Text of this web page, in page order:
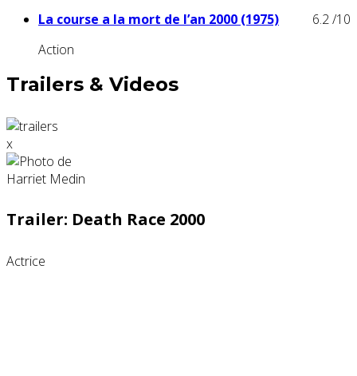
La course a la mort de l’an 2000 (1975)
Action
6.2/10
Trailers & Videos
x
Trailer: Death Race 2000
Actrice